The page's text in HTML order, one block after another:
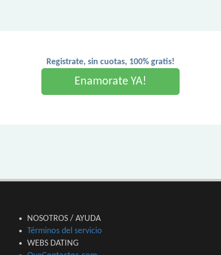
Registrate, sin cuotas, 100% gratis!
Enamorate YA!
NOSOTROS / AYUDA
Términos del servicio
WEBS DATING